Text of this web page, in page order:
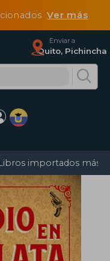
Ver más
Enviar a
Quito, Pichincha
importados más